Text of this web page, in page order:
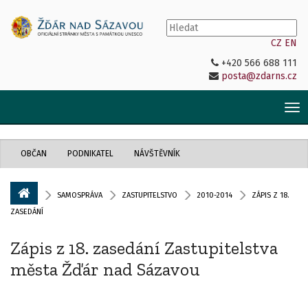
CZ EN
+420 566 688 111
posta@zdarns.cz
OBČAN PODNIKATEL NÁVŠTĚVNÍK
SAMOSPRÁVA ZASTUPITELSTVO 2010-2014
ZÁPIS Z 18.
ZASEDÁNÍ
Zápis z 18. zasedání Zastupitelstva
města Žďár nad Sázavou